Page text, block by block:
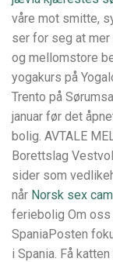
våre mot smitte,
ser for seg at
og mellomstore
yogakurs på
Trento på
januar før det
bolig. AVTALE
Borettslag
sider som
når Norsk sex
feriebolig Om oss
SpaniaPosten
i Spania. Få